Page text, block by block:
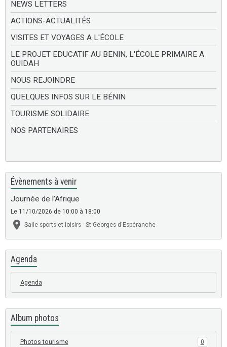
NEWS LETTERS
ACTIONS-ACTUALITÉS
VISITES ET VOYAGES A L'ÉCOLE
LE PROJET EDUCATIF AU BENIN, L'ÉCOLE PRIMAIRE A
OUIDAH
NOUS REJOINDRE
QUELQUES INFOS SUR LE BÉNIN
TOURISME SOLIDAIRE
NOS PARTENAIRES
Évènements à venir
Journée de l'Afrique
Le 11/10/2026 de 10:00 à 18:00
Salle sports et loisirs - St Georges d'Espéranche
Agenda
Agenda
Album photos
Photos tourisme 0